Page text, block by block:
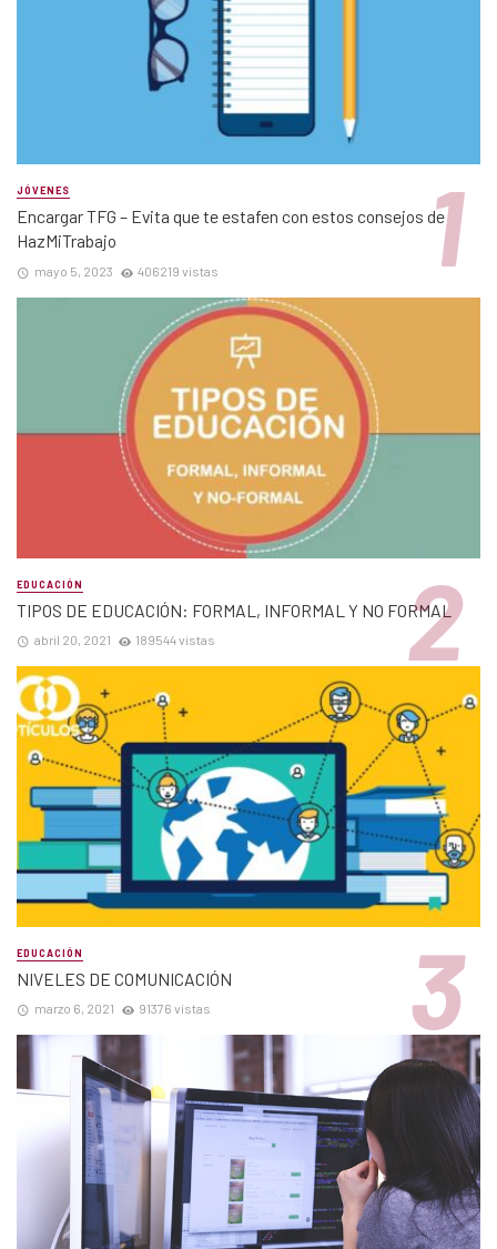
JÓVENES
Encargar TFG – Evita que te estafen con estos consejos de
HazMiTrabajo
mayo 5, 2023 406219 vistas
EDUCACIÓN
TIPOS DE EDUCACIÓN: FORMAL, INFORMAL Y NO FORMAL
abril 20, 2021 189544 vistas
EDUCACIÓN
NIVELES DE COMUNICACIÓN
marzo 6, 2021 91376 vistas